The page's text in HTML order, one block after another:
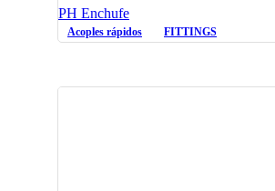
PH Enchufe
Acoples rápidos FITTINGS